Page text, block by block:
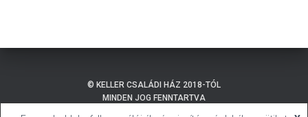
© KELLER CSALÁDI HÁZ 2018-TÓL
MINDEN JOG FENNTARTVA